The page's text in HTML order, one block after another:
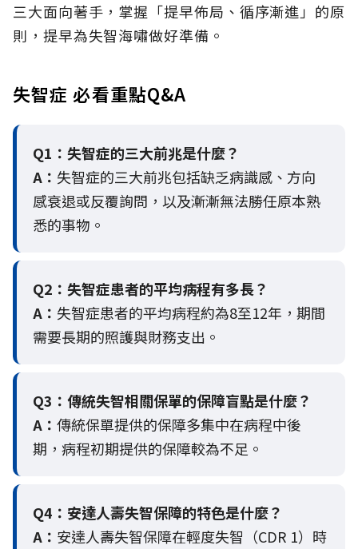
三大面向著手，掌握「提早佈局、循序漸進」的原
則，提早為失智海嘯做好準備。
失智症 必看重點Q&A
Q1：失智症的三大前兆是什麼？
A： 失智症的三大前兆包括缺乏病識感、方向
感衰退或反覆詢問，以及漸漸無法勝任原本熟
悉的事物。
Q2： 失智症患者的平均病程有多長？
A： 失智症患者的平均病程約為8至12年，期間
需要長期的照護與財務支出。
Q3： 傳統失智相關保單的保障盲點是什麼？
A： 傳統保單提供的保障多集中在病程中後
期，病程初期提供的保障較為不足。
Q4： 安達人壽失智保障的特色是什麼？
A： 安達人壽失智保障在輕度失智（CDR 1）時